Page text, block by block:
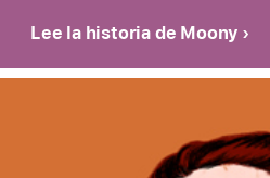
Lee la historia de Moony